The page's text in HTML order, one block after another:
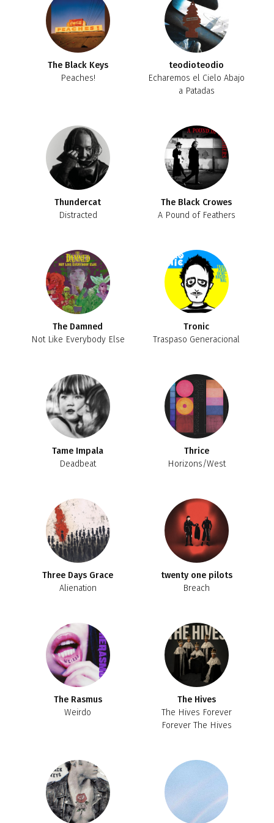
The Black Keys
Peaches!
teodioteodio
Echaremos el Cielo Abajo
a Patadas
Thundercat
Distracted
The Black Crowes
A Pound of Feathers
The Damned
Not Like Everybody Else
Tronic
Traspaso Generacional
Tame Impala
Deadbeat
Thrice
Horizons/West
Three Days Grace
Alienation
twenty one pilots
Breach
The Rasmus
Weirdo
The Hives
The Hives Forever
Forever The Hives